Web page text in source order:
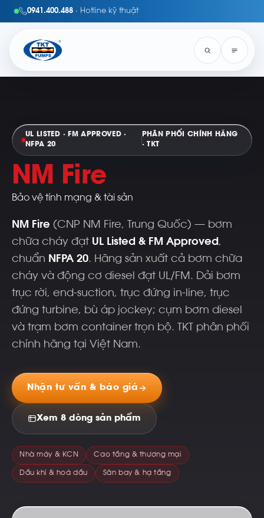
0941.400.488 · Hotline kỹ thuật
UL LISTED · FM APPROVED ·
NFPA 20
PHÂN PHỐI CHÍNH HÃNG
· TKT
NM Fire
Bảo vệ tính mạng & tài sản
NM Fire (CNP NM Fire, Trung Quốc) — bơm
chữa cháy đạt UL Listed & FM Approved,
chuẩn NFPA 20. Hãng sản xuất cả bơm chữa
cháy và động cơ diesel đạt UL/FM. Dải bơm
trục rời, end-suction, trục đứng in-line, trục
đứng turbine, bù áp jockey; cụm bơm diesel
và trạm bơm container trọn bộ. TKT phân phối
chính hãng tại Việt Nam.
Nhận tư vấn & báo giá
Xem 8 dòng sản phẩm
Nhà máy & KCN Cao tầng & thương mại
Dầu khí & hoá dầu Sân bay & hạ tầng